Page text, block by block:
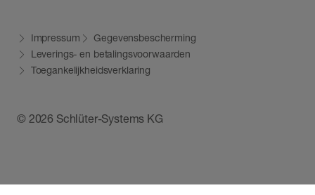
© 2026 Schlüter-Systems KG
Impressum
Gegevensbescherming
Leverings- en betalingsvoorwaarden
Toegankelijkheidsverklaring